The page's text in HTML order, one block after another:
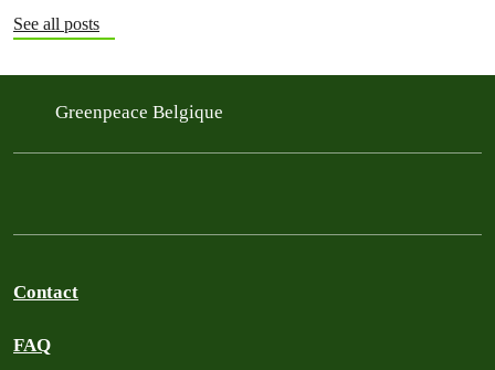
See all posts
Greenpeace Belgique
Contact
FAQ